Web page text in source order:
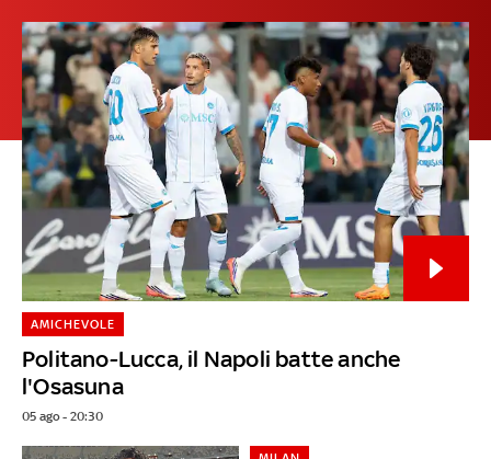
Politano-Lucca, il Napoli batte anche
l'Osasuna
AMICHEVOLE
05 ago - 20:30